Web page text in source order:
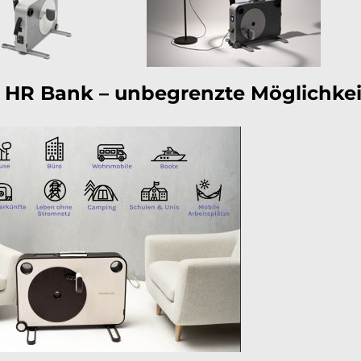
HR Bank – unbegrenzte